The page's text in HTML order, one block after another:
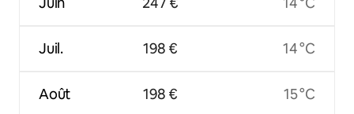
Juil.
Août
198 €
198 €
14 °C
15 °C